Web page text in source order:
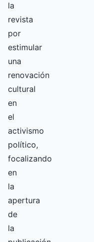
la
revista
por
estimular
una
renovación
cultural
en
el
activismo
político,
focalizando
en
la
apertura
de
la